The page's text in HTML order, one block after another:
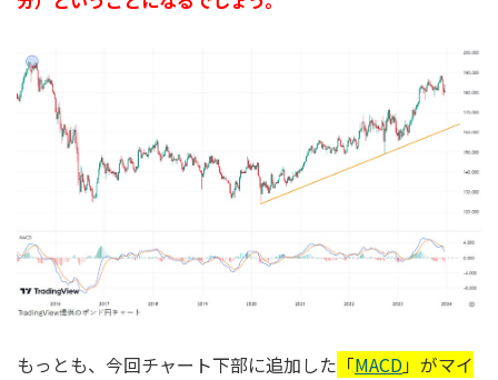
もっとも、今回チャート下部に追加した 「MACD」がマイ